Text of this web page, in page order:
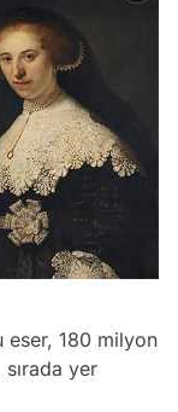
eser, 180 milyon
yer